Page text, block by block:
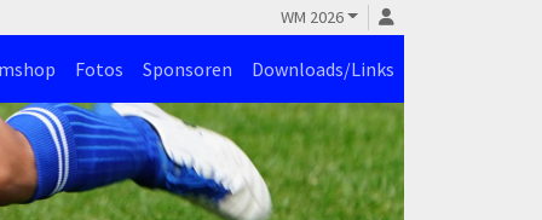
WM 2026
Fotos Sponsoren Downloads/Links